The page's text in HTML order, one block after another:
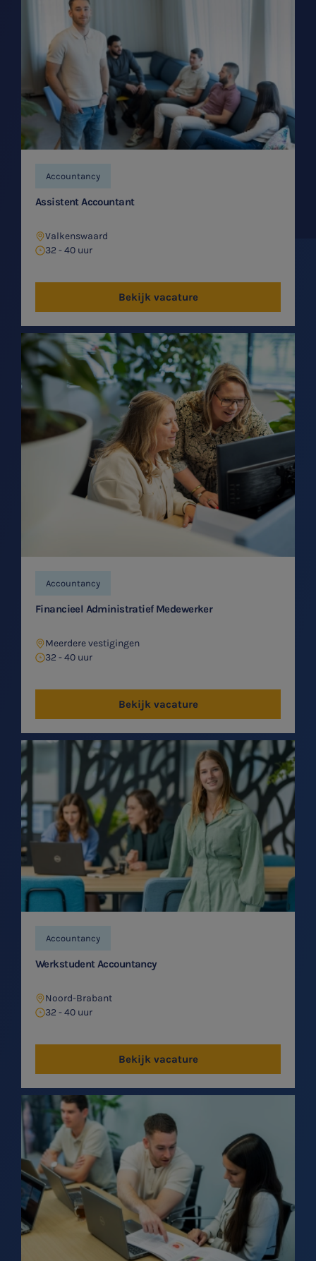
Accountancy
Assistent Accountant
Valkenswaard
32 - 40 uur
Bekijk vacature
Accountancy
Financieel Administratief Medewerker
Meerdere vestigingen
32 - 40 uur
Bekijk vacature
Accountancy
Werkstudent Accountancy
Noord-Brabant
32 - 40 uur
Bekijk vacature